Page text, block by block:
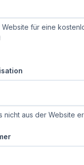
Website für eine
nicht aus der Website